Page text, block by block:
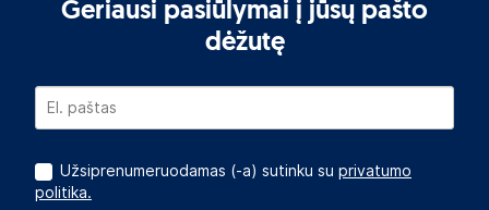
Geriausi pasiūlymai į jūsų pašto
dėžutę
Užsiprenumeruodamas (-a) sutinku su privatumo
politika.